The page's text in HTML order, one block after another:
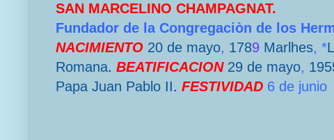
SAN MARCELINO CHAMPAGNAT.
Fundador de la Congregaciòn de los
NACIMIENTO 20 de mayo, 1789 Marlhes, *
Romana. BEATIFICACION 29 de mayo,
Papa Juan Pablo II. FESTIVIDAD 6 de junio